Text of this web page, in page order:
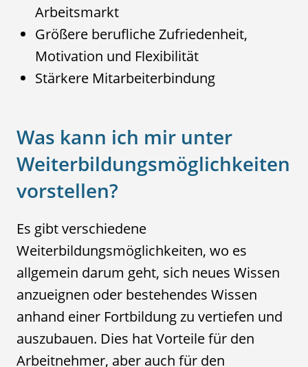
Arbeitsmarkt
Größere berufliche Zufriedenheit,
Motivation und Flexibilität
Stärkere Mitarbeiterbindung
Was kann ich mir unter
Weiterbildungsmöglichkeiten
vorstellen?
Es gibt verschiedene
Weiterbildungsmöglichkeiten, wo es
allgemein darum geht, sich neues Wissen
anzueignen oder bestehendes Wissen
anhand einer Fortbildung zu vertiefen und
auszubauen. Dies hat Vorteile für den
Arbeitnehmer, aber auch für den